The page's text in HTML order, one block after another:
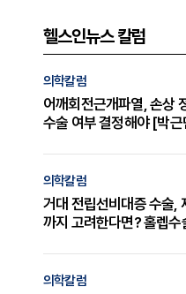
헬스인뉴스 칼럼
의학칼럼
어깨회전근개파열, 손상
수술 여부 결정해야 [박근
의학칼럼
거대 전립선비대증 수술,
까지 고려한다면? 홀렙
의학칼럼